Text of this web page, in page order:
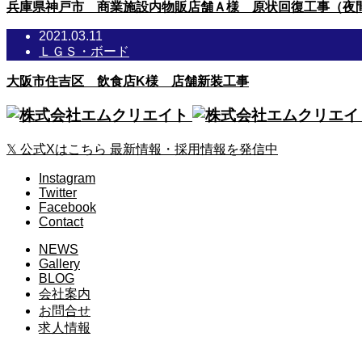
兵庫県神戸市 商業施設内物販店舗Ａ様 原状回復工事（夜
2021.03.11
ＬＧＳ・ボード
大阪市住吉区 飲食店K様 店舗新装工事
𝕏 公式Xはこちら 最新情報・採用情報を発信中
Instagram
Twitter
Facebook
Contact
NEWS
Gallery
BLOG
会社案内
お問合せ
求人情報